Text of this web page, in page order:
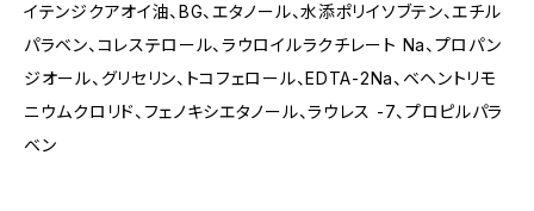
イテンジクアオイ油、BG、エタノール、水添ポリイソブテン、エチル
パラベン、コレステロール、ラウロイルラクチレート Na、プロパン
ジオール、グリセリン、トコフェロール、EDTA-2Na、ベヘントリモ
ニウムクロリド、フェノキシエタノール、ラウレス -7、プロピルパラ
ベン